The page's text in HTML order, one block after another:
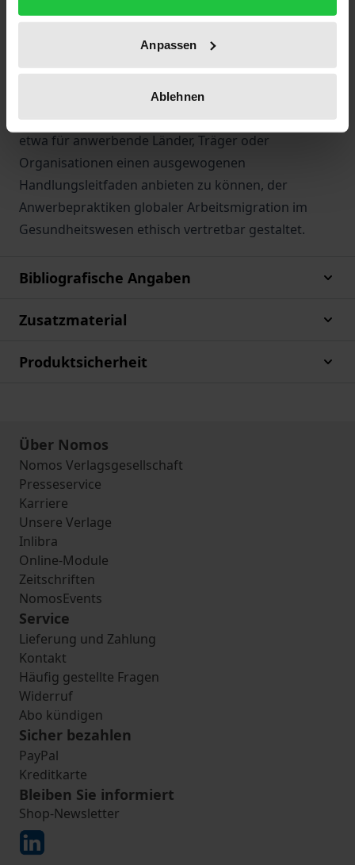
Anpassen
Ablehnen
allerdings sind auch Schwachstellen auszumachen,
die u. a. auf den Status als internationales
Kompromiss-Papier zurückzuführen sind. Daher gilt
es aus ethischer Perspektive nachzuschärfen, um
etwa für anwerbende Länder, Träger oder
Organisationen einen ausgewogenen
Handlungsleitfaden anbieten zu können, der
Anwerbepraktiken globaler Arbeitsmigration im
Gesundheitswesen ethisch vertretbar gestaltet.
Bibliografische Angaben
Zusatzmaterial
Produktsicherheit
Über Nomos
Nomos Verlagsgesellschaft
Presseservice
Karriere
Unsere Verlage
Inlibra
Online-Module
Zeitschriften
NomosEvents
Service
Lieferung und Zahlung
Kontakt
Häufig gestellte Fragen
Widerruf
Abo kündigen
Sicher bezahlen
PayPal
Kreditkarte
Bleiben Sie informiert
Shop-Newsletter